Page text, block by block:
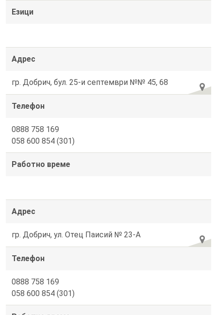
Езици
Адрес
гр. Добрич, бул. 25-и септември №№ 45, 68
Телефон
0888 758 169
058 600 854 (301)
Работно време
Адрес
гр. Добрич, ул. Отец Паисий № 23-А
Телефон
0888 758 169
058 600 854 (301)